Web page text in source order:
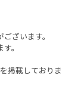
ざいます。
。
掲載しておりま